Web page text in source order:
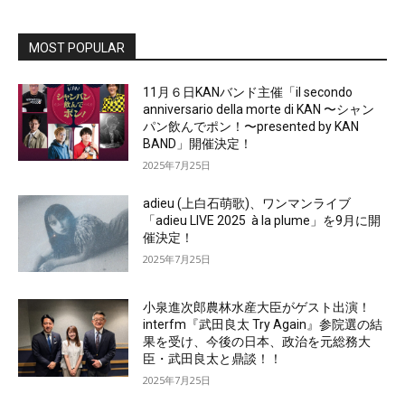
MOST POPULAR
11月６日KANバンド主催「il secondo
anniversario della morte di KAN 〜シャン
パン飲んでポン！〜presented by KAN
BAND」開催決定！
2025年7月25日
adieu (上白石萌歌)、ワンマンライブ
「adieu LIVE 2025 à la plume」を9月に開
催決定！
2025年7月25日
小泉進次郎農林水産大臣がゲスト出演！
interfm『武田良太 Try Again』参院選の結
果を受け、今後の日本、政治を元総務大
臣・武田良太と鼎談！！
2025年7月25日